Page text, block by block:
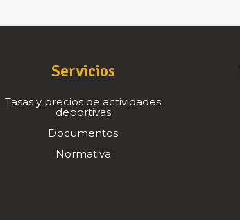
Servicios
Tasas y precios de actividades
deportivas
Documentos
Normativa